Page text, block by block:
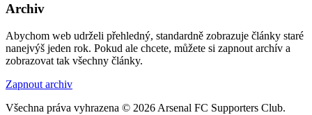
Archiv
Abychom web udrželi přehledný, standardně zobrazuje články staré
nanejvýš jeden rok. Pokud ale chcete, můžete si zapnout archív a
zobrazovat tak všechny články.
Zapnout archiv
Všechna práva vyhrazena © 2026 Arsenal FC Supporters Club.